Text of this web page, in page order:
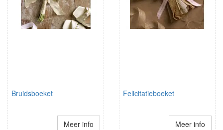
Bruidsboeket
Meer info
Felicitatieboeket
Meer info